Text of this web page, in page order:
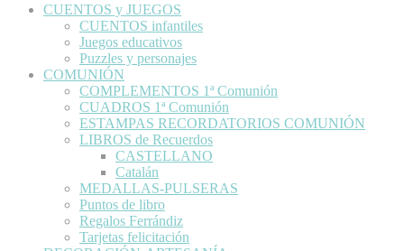
CUENTOS y JUEGOS
CUENTOS infantiles
Juegos educativos
Puzzles y personajes
COMUNIÓN
COMPLEMENTOS 1ª Comunión
CUADROS 1ª Comunión
ESTAMPAS RECORDATORIOS COMUNIÓN
LIBROS de Recuerdos
CASTELLANO
Catalán
MEDALLAS-PULSERAS
Puntos de libro
Regalos Ferrándiz
Tarjetas felicitación